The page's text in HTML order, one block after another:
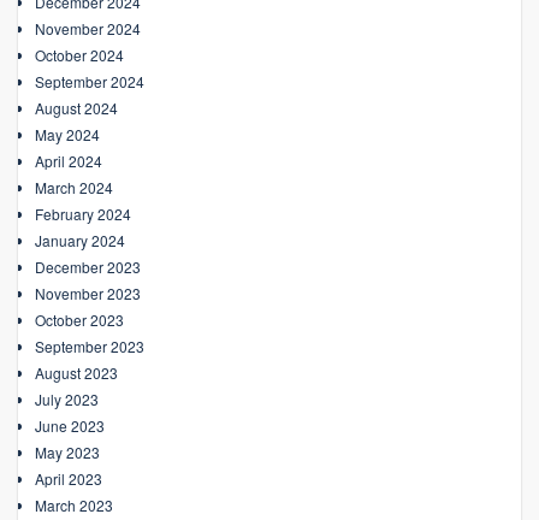
November 2024
October 2024
September 2024
August 2024
May 2024
April 2024
March 2024
February 2024
January 2024
December 2023
November 2023
October 2023
September 2023
August 2023
July 2023
June 2023
May 2023
April 2023
March 2023